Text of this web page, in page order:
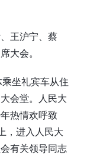
王沪宁、蔡
大会。
坐礼宾车从住
会堂。人民大
热情欢呼致
，进入人民大
有关领导同志